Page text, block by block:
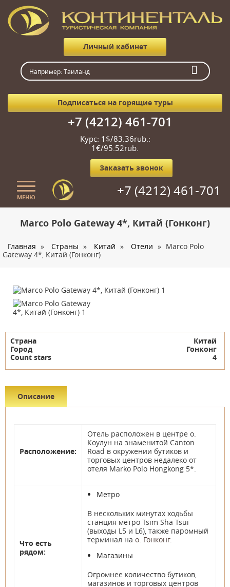
Личный кабинет
Подписаться на горящие туры
+7 (4212) 461-701
Курс: 1$/83.36rub.:
1€/95.52rub.
Заказать звонок
МЕНЮ +7 (4212) 461-701
Страны
Туристам
Корпоративное обслуживание
Контакты
Marco Polo Gateway 4*, Китай (Гонконг)
Главная » Страны » Китай » Отели » Marco Polo
Gateway 4*, Китай (Гонконг)
Страна
Китай
Город
Гонконг
Count stars
4
Описание
Расположение:
Отель расположен в центре о.
Коулун на знаменитой Canton
Road в окружении бутиков и
торговых центров недалеко от
отеля Marko Polo Hongkong 5*.
Что есть
рядом:
Метро
В нескольких минутах ходьбы
станция метро Tsim Sha Tsui
(выходы L5 и L6), также паромный
терминал на о. Гонконг.
Магазины
Огромнее количество бутиков,
магазинов и торговых центров